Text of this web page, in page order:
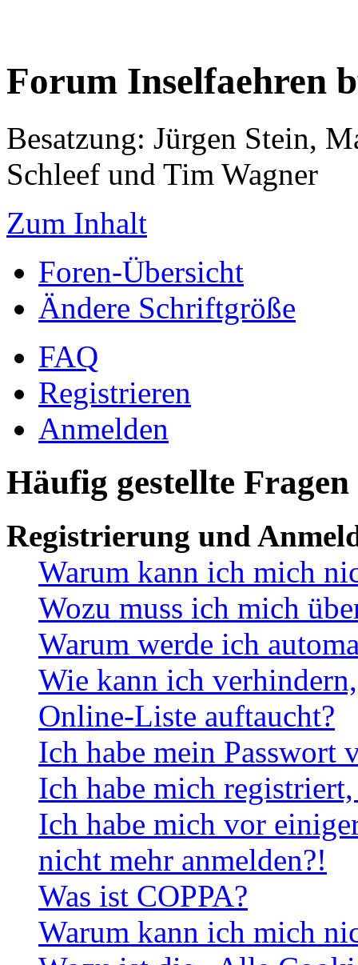
Forum Inselfaehren
Besatzung: Jürgen Stein,
Schleef und Tim Wagner
Zum Inhalt
Foren-Übersicht
Ändere Schriftgröße
FAQ
Registrieren
Anmelden
Häufig gestellte Fragen
Registrierung und
Warum kann ich mich
Wozu muss ich mich
Warum werde ich
Wie kann ich
Online-Liste auftaucht?
Ich habe mein Passwort
Ich habe mich
Ich habe mich vor
nicht mehr anmelden?!
Was ist COPPA?
Warum kann ich mich